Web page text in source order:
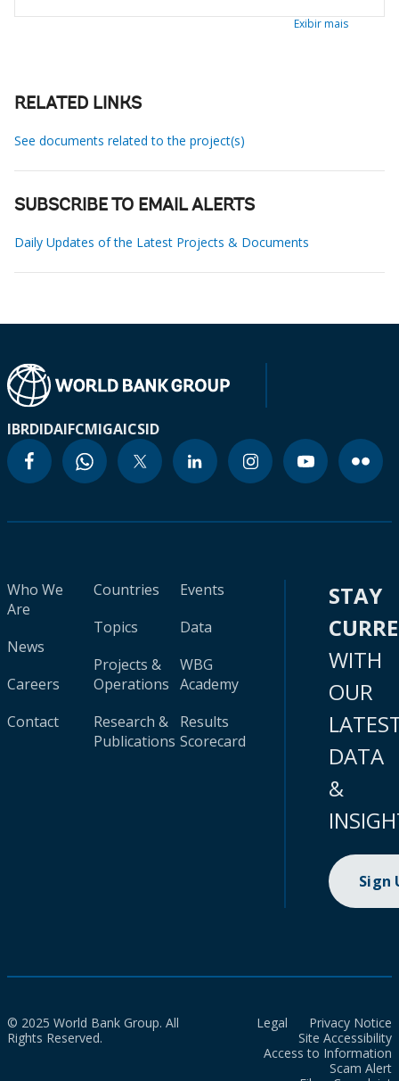
Exibir mais
RELATED LINKS
See documents related to the project(s)
SUBSCRIBE TO EMAIL ALERTS
Daily Updates of the Latest Projects & Documents
IBRDIDAIFCMIGAICSID
Who We
Are
News
Careers
Contact
Countries
Topics
Projects &
Operations
Research &
Publications
Events
Data
WBG
Academy
Results
Scorecard
STAY
WITH
OUR
DATA
&
Sign
© 2025 World Bank Group. All
Rights Reserved.
Legal
Privacy Notice
Site Accessibility
Access to Information
Scam Alert